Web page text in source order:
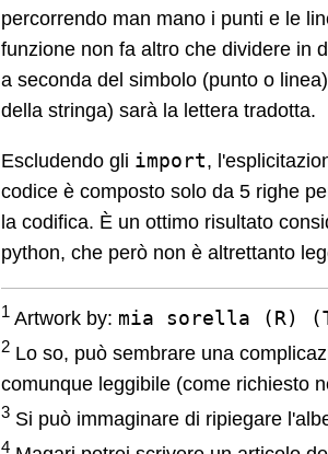
percorrendo man mano i punti e le
funzione non fa altro che dividere in
a seconda del simbolo (punto o
della stringa) sarà la lettera tradotta.
Escludendo gli import,
codice è composto solo da 5 righe
la codifica. È un ottimo risultato
python, che però non è altrettanto
1 Artwork by: mia sorella (R)
2 Lo so, può sembrare una
comunque leggibile (come richiesto
3 Si può immaginare di ripiegare
4